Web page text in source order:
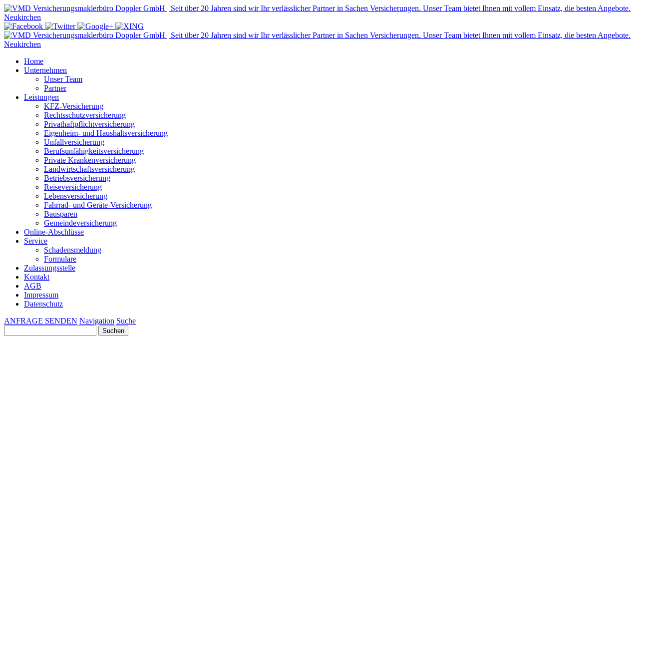
Home
Unternehmen
Unser Team
Partner
Leistungen
KFZ-Versicherung
Rechtsschutzversicherung
Privathaftpflichtversicherung
Eigenheim- und Haushaltsversicherung
Unfallversicherung
Berufsunfähigkeitsversicherung
Private Krankenversicherung
Landwirtschaftsversicherung
Betriebsversicherung
Reiseversicherung
Lebensversicherung
Fahrrad- und Geräte-Versicherung
Bausparen
Gemeindeversicherung
Online-Abschlüsse
Service
Schadensmeldung
Formulare
Zulassungsstelle
Kontakt
AGB
Impressum
Datenschutz
ANFRAGE SENDEN Navigation Suche
nach: